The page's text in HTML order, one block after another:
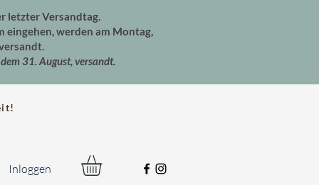
letzter Versandtag.
eingehen, werden am Montag,
31. August, versandt.
Inloggen